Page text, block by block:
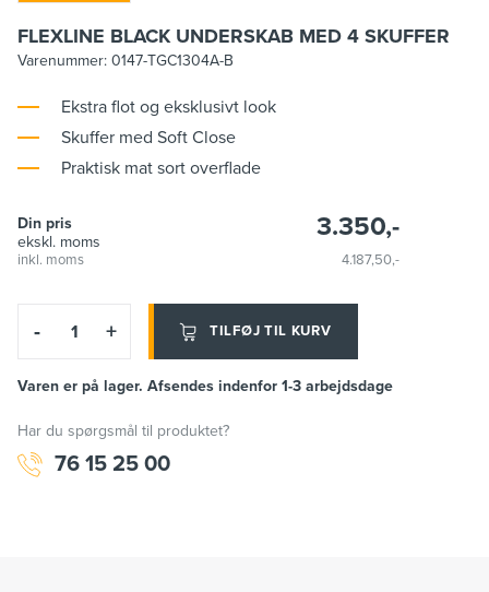
FLEXLINE BLACK UNDERSKAB MED 4 SKUFFER
Varenummer: 0147-TGC1304A-B
Ekstra flot og eksklusivt look
Skuffer med Soft Close
Praktisk mat sort overflade
Din pris
ekskl. moms
3.350,-
inkl. moms 4.187,50,-
- + TILFØJ TIL KURV
Varen er på lager. Afsendes indenfor 1-3 arbejdsdage
Har du spørgsmål til produktet?
76 15 25 00